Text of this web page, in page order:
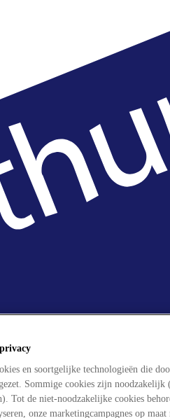
en soortgelijke technologieën die
Sommige cookies zijn noodzakelijk
Tot de niet-noodzakelijke cookies
onze marketingcampagnes op maat